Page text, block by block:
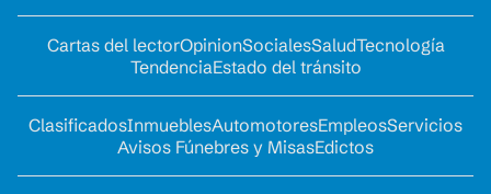
Cartas del lectorOpinionSocialesSaludTecnología
TendenciaEstado del tránsito
ClasificadosInmueblesAutomotoresEmpleosServicios
Avisos Fúnebres y MisasEdictos